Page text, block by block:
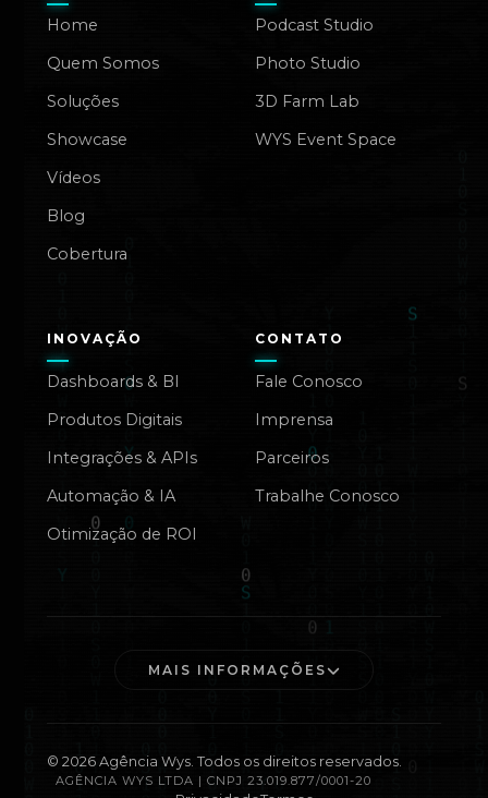
Home
Quem Somos
Soluções
Showcase
Vídeos
Blog
Cobertura
Podcast Studio
Photo Studio
3D Farm Lab
WYS Event Space
INOVAÇÃO
Dashboards & BI
Produtos Digitais
Integrações & APIs
Automação & IA
Otimização de ROI
CONTATO
Fale Conosco
Imprensa
Parceiros
Trabalhe Conosco
MAIS INFORMAÇÕES
© 2026Agência Wys. Todos os direitos reservados.
AGÊNCIA WYS LTDA | CNPJ 23.019.877/0001-20